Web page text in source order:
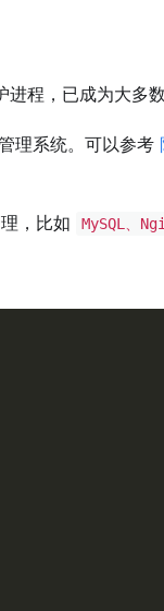
程，已成为大多
理系统。可以参考
，比如 MySQL、